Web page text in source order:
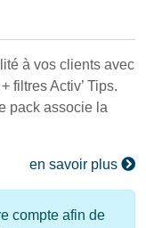
à vos clients avec
filtres Activ’ Tips.
pack associe la
en savoir plus
compte afin de